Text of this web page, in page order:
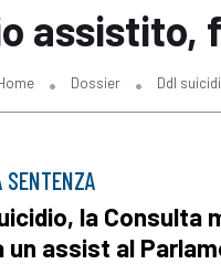
assistito,
Dossier Ddl
SENTENZA
la Consulta
un assist al